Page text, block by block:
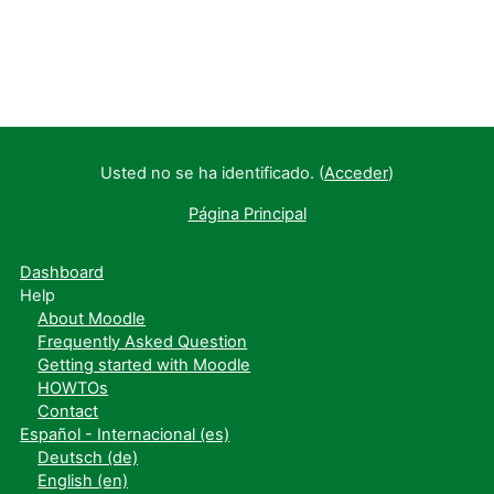
Usted no se ha identificado. (Acceder)
Página Principal
Dashboard
Help
About Moodle
Frequently Asked Question
Getting started with Moodle
HOWTOs
Contact
Español - Internacional ‎(es)‎
Deutsch ‎(de)‎
English ‎(en)‎